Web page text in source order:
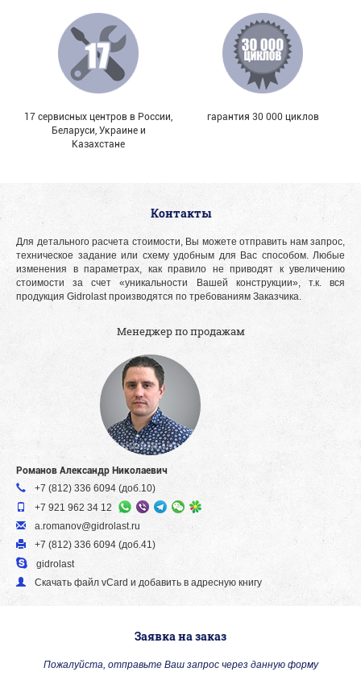
17 сервисных центров в России,
Беларуси, Украине и
Казахстане
гарантия 30 000 циклов
Контакты
Для детального расчета стоимости, Вы можете отправить нам запрос,
техническое задание или схему удобным для Вас способом. Любые
изменения в параметрах, как правило не приводят к увеличению
стоимости за счет «уникальности Вашей конструкции», т.к. вся
продукция Gidrolast производятся по требованиям Заказчика.
Менеджер по продажам
Романов Александр Николаевич
+7 (812) 336 6094 (доб.10)
+7 921 962 34 12
a.romanov@gidrolast.ru
+7 (812) 336 6094 (доб.41)
gidrolast
Скачать файл vСard и добавить в адресную книгу
Заявка на заказ
Пожалуйста, отправьте Ваш запрос через данную форму